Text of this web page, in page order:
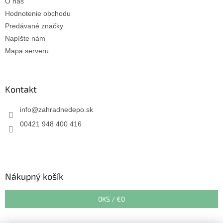
Hodnotenie obchodu
Predávané značky
Napíšte nám
Mapa serveru
Kontakt
info@zahradnedepo.sk
00421 948 400 416
Nákupný košík
0KS / €0